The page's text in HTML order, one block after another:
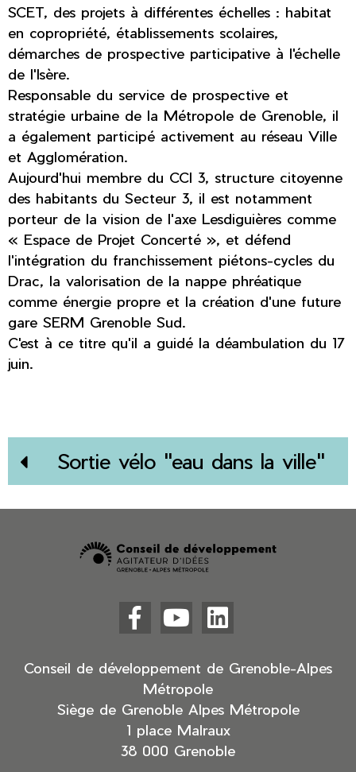
SCET, des projets à différentes échelles : habitat
en copropriété, établissements scolaires,
démarches de prospective participative à l'échelle
de l'Isère.
Responsable du service de prospective et
stratégie urbaine de la Métropole de Grenoble, il
a également participé activement au réseau Ville
et Agglomération.
Aujourd'hui membre du CCI 3, structure citoyenne
des habitants du Secteur 3, il est notamment
porteur de la vision de l'axe Lesdiguières comme
« Espace de Projet Concerté », et défend
l'intégration du franchissement piétons-cycles du
Drac, la valorisation de la nappe phréatique
comme énergie propre et la création d'une future
gare SERM Grenoble Sud.
C'est à ce titre qu'il a guidé la déambulation du 17
juin.
Sortie vélo "eau dans la ville"
Facebook
fenêtre)
 YouTube
fenêtre)
 LinkedIn
fenêtre)

Conseil de développement de Grenoble-Alpes
Métropole
Siège de Grenoble Alpes Métropole
1 place Malraux
38 000 Grenoble